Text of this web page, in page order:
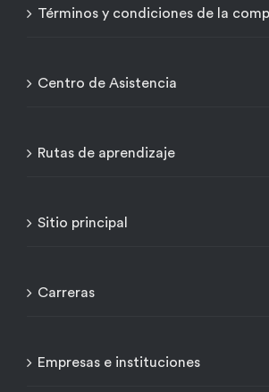
Términos y condiciones de la
Centro de Asistencia
Rutas de aprendizaje
Sitio principal
Carreras
Empresas e instituciones